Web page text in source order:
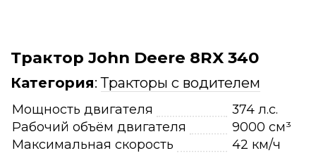
Трактор John Deere 8RX 340
Категория:Тракторы с водителем
Мощность двигателя
374 л.с.
Рабочий объём двигателя
9000 см³
Максимальная скорость
42 км/ч